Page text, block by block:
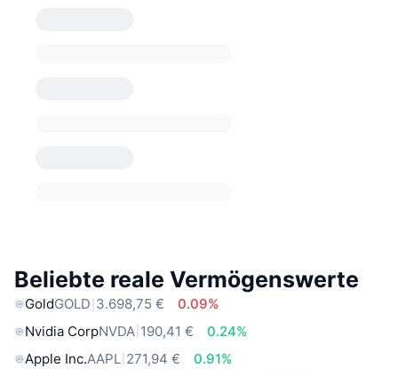
Beliebte reale Vermögenswerte
GoldGOLD 3.698,75 €
0.09%
Nvidia CorpNVDA 190,41 €
0.24%
Apple Inc.AAPL 271,94 €
0.91%